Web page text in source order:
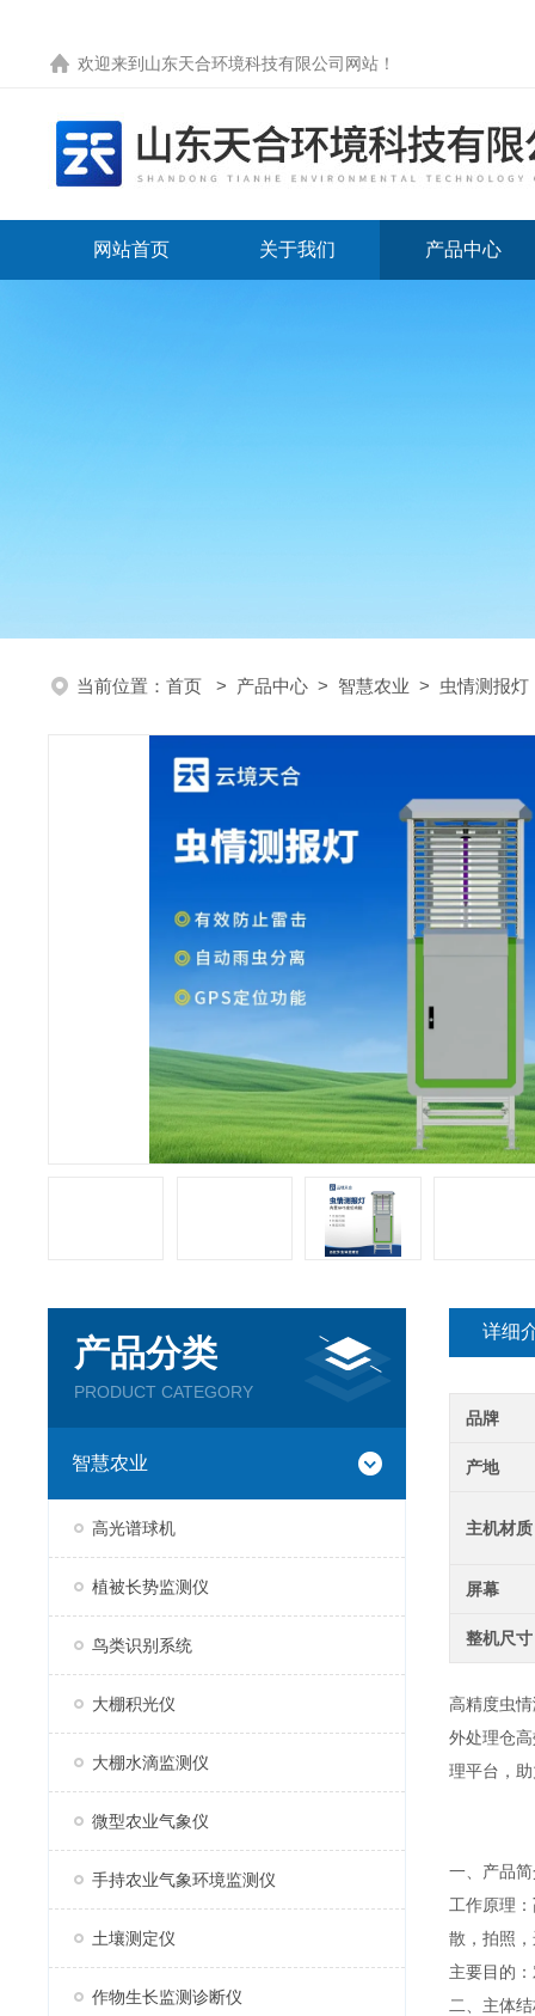
欢迎来到 山东天合环境科技有限公司网站 ！
网站首页 关于我们 产品中心
当前位置： 首页 > 产品中心 > 智慧农业 > 虫情测报灯
产品分类
PRODUCT CATEGORY
智慧农业
高光谱球机
植被长势监测仪
鸟类识别系统
大棚积光仪
大棚水滴监测仪
微型农业气象仪
手持农业气象环境监测仪
土壤测定仪
作物生长监测诊断仪
详细
品牌
产地
主机材质
屏幕
整机尺寸
高精度虫
外处理仓
理平台，
一、产品
工作原理：
散，拍照
主要目的
二、主体